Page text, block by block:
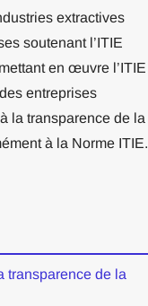
extractives
soutenant l’ITIE
en œuvre l’ITIE
entreprises
la transparence de la
à la Norme ITIE.
transparence de la